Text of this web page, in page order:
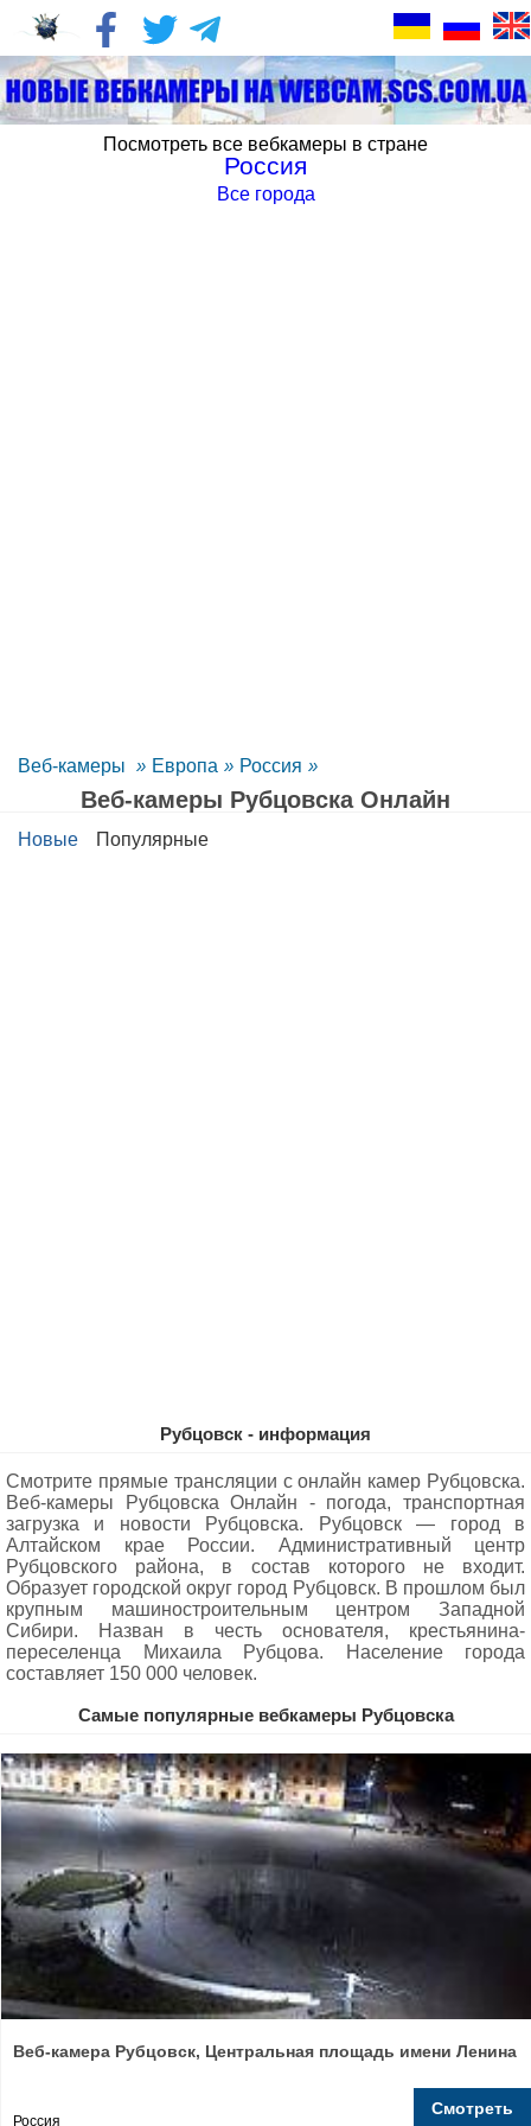
Посмотреть все вебкамеры в стране
Россия
Все города
Веб-камеры » Европа » Россия »
Веб-камеры Рубцовска Oнлайн
Новые Популярные
Рубцовск - информация
Смотрите прямые трансляции с онлайн камер Рубцовска.
Веб-камеры Рубцовска Oнлайн - погода, транспортная
загрузка и новости Рубцовска. Рубцовск — город в
Алтайском крае России. Административный центр
Рубцовского района, в состав которого не входит.
Образует городской округ город Рубцовск. В прошлом был
крупным машиностроительным центром Западной
Сибири. Назван в честь основателя, крестьянина-
переселенца Михаила Рубцова. Население города
составляет 150 000 человек.
Самые популярные вебкамеры Рубцовска
Веб-камера Рубцовск, Центральная площадь имени Ленина
Россия
Смотреть